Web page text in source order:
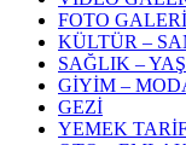
FOTO GALERİ
KÜLTÜR –
SAĞLIK –
GİYİM –
GEZİ
YEMEK